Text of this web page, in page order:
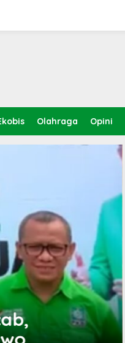
Olahraga Opini
Warga